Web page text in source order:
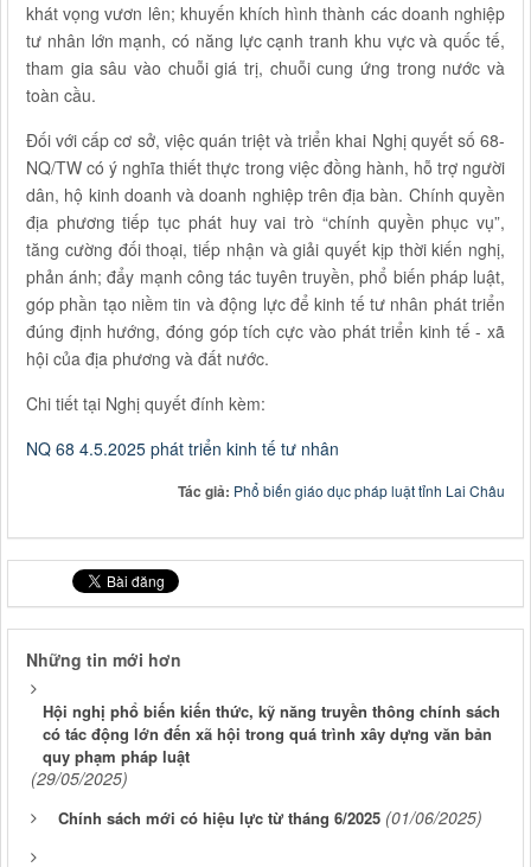
khát vọng vươn lên; khuyến khích hình thành các doanh nghiệp
tư nhân lớn mạnh, có năng lực cạnh tranh khu vực và quốc tế,
tham gia sâu vào chuỗi giá trị, chuỗi cung ứng trong nước và
toàn cầu.
Đối với cấp cơ sở, việc quán triệt và triển khai Nghị quyết số 68-
NQ/TW có ý nghĩa thiết thực trong việc đồng hành, hỗ trợ người
dân, hộ kinh doanh và doanh nghiệp trên địa bàn. Chính quyền
địa phương tiếp tục phát huy vai trò “chính quyền phục vụ”,
tăng cường đối thoại, tiếp nhận và giải quyết kịp thời kiến nghị,
phản ánh; đẩy mạnh công tác tuyên truyền, phổ biến pháp luật,
góp phần tạo niềm tin và động lực để kinh tế tư nhân phát triển
đúng định hướng, đóng góp tích cực vào phát triển kinh tế - xã
hội của địa phương và đất nước.
Chi tiết tại Nghị quyết đính kèm:
NQ 68 4.5.2025 phát triển kinh tế tư nhân
Tác giả: Phổ biến giáo dục pháp luật tỉnh Lai Châu
Những tin mới hơn
Hội nghị phổ biến kiến thức, kỹ năng truyền thông chính sách
có tác động lớn đến xã hội trong quá trình xây dựng văn bản
quy phạm pháp luật
(29/05/2025)
Chính sách mới có hiệu lực từ tháng 6/2025 (01/06/2025)